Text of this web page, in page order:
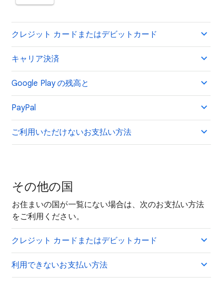
クレジット カードまたはデビットカード
キャリア決済
Google Play の残高と
PayPal
ご利用いただけないお支払い方法
その他の国
お住まいの国が一覧にない場合は、次のお支払い方法
をご利用ください。
クレジット カードまたはデビットカード
利用できないお支払い方法